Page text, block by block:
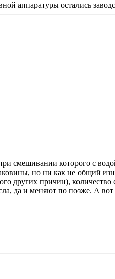
аппаратуры остались
смешивании которого с
но ни как не общий
других причин), количество
да и меняют по позже. А